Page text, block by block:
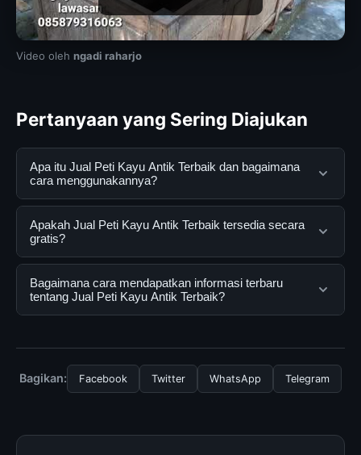
Video oleh ngadi raharjo
Pertanyaan yang Sering Diajukan
Apa itu Jual Peti Kayu Antik Terbaik dan bagaimana
cara menggunakannya?
Jual Peti Kayu Antik Terbaik adalah layanan digital yang
dirancang untuk membantu pengguna mendapatkan
informasi lengkap dan terpercaya. Anda dapat
menggunakannya dengan mengunjungi situs resmi dan
mengikuti panduan yang tersedia.
Apakah Jual Peti Kayu Antik Terbaik tersedia secara
gratis?
Ya, Jual Peti Kayu Antik Terbaik dapat diakses secara
gratis oleh semua pengguna. Tidak ada biaya
tersembunyi atau langganan yang diperlukan untuk
Bagaimana cara mendapatkan informasi terbaru
tentang Jual Peti Kayu Antik Terbaik?
resmi kami secara berkala. Kami selalu memperbarui
konten dengan informasi terkini dan terpercaya.
Bagikan: Facebook Twitter WhatsApp Telegram